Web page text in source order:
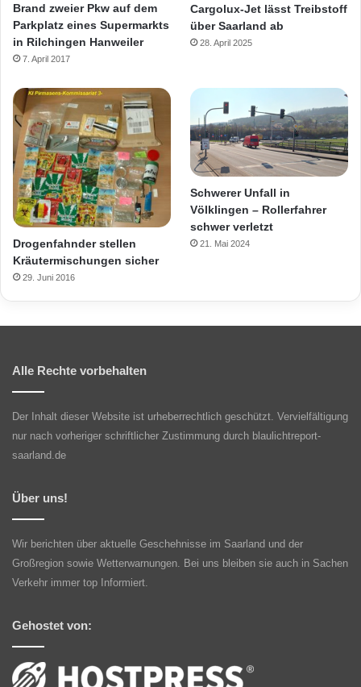
Brand zweier Pkw auf dem
Parkplatz eines Supermarkts
in Rilchingen Hanweiler
7. April 2017
Cargolux-Jet lässt Treibstoff
über Saarland ab
28. April 2025
Drogenfahnder stellen
Kräutermischungen sicher
29. Juni 2016
Schwerer Unfall in
Völklingen – Rollerfahrer
schwer verletzt
21. Mai 2024
Alle Rechte vorbehalten
Der Inhalt dieser Website ist urheberrechtlich geschützt. Vervielfältigung
nur nach vorheriger schriftlicher Zustimmung durch blaulichtreport-
saarland.de
Über uns!
Wir berichten über aktuelle Geschehnisse im Saarland und der
Großregion sowie Wetterwarnungen. Bei uns bleiben sie auch in Sachen
Verkehr immer top Informiert.
Gehostet von: